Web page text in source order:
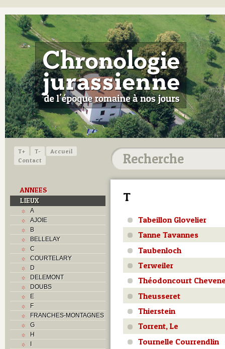
T+ T-
Accueil
Contact
ANNEES
LIEUX
A
AJOIE
B
BELLELAY
C
COURTELARY
D
DELEMONT
DOUBS
E
F
FRANCHES-MONTAGNES
G
H
I
T
Tabeillon Glovelier
Tanne Tavannes
Taubenloch
Terweiler
Théodoncourt
Theusseret
Thierstein
Torrent, Le
Tournelle Courrendlin